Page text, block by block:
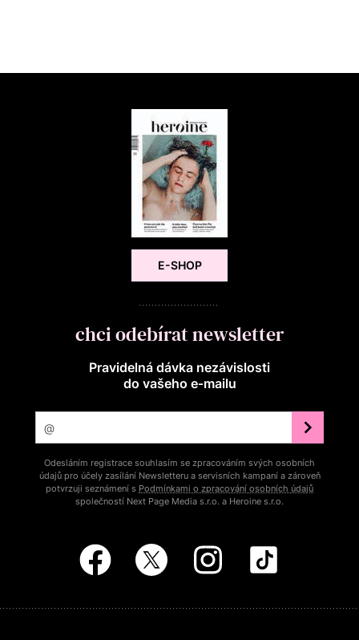
E-SHOP
chci odebírat newsletter
Pravidelná dávka nezávislosti
do vašeho e‑mailu
Odesláním registrace souhlasím se zpracováním svých osobních
údajů pro účely zasílání Newsletteru a servisních kampaní a zároveň
potvrzuji seznámení s Podmínkami o zpracování osobních údajů
společností Next Page Media s.r.o. a Heroine s.r.o.